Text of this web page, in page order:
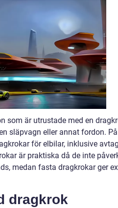
som är utrustade med en
släpvagn eller annat fordon. På
för elbilar, inklusive
är praktiska då de inte
medan fasta dragkrokar ger
dragkrok